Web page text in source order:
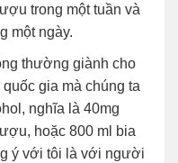
trong một tuần và
một ngày.
thường giành cho
gia mà chúng ta
nghĩa là 40mg
hoặc 800 ml bia
ý với tôi là với người